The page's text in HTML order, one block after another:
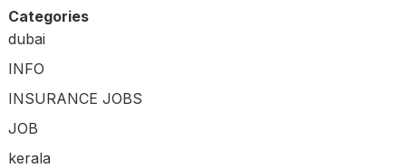
Categories
dubai
INFO
INSURANCE JOBS
JOB
kerala